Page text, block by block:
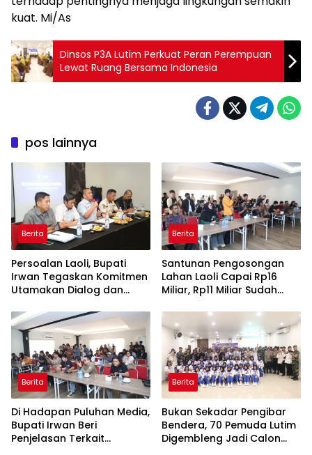
kuat. Mi/As
‎Dinsos P3A Lutim Perkuat Peran Perempuan
Lewat Ruang Bersama Indonesia
pos lainnya
Berita
Persoalan Laoli, Bupati
Irwan Tegaskan Komitmen
Utamakan Dialog dan
Berita
Santunan Pengosongan
Lahan Laoli Capai Rp16
Miliar, Rp11 Miliar Sudah
Berita
Di Hadapan Puluhan Media,
Bupati Irwan Beri
Penjelasan Terkait
Berita
‎Bukan Sekadar Pengibar
Bendera, 70 Pemuda Lutim
Digembleng Jadi Calon